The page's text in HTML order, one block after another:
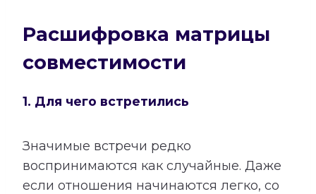
Расшифровка матрицы
совместимости
1. Для чего встретились
Значимые встречи редко
воспринимаются как случайные. Даже
если отношения начинаются легко, со